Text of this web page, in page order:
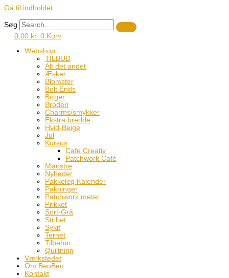
Gå til indholdet
Søg
0,00 kr. 0 Kurv
Webshop
TILBUD
Alt det andet
Æsker
Blomster
Bolt Ends
Bøger
Broderi
Charms/smykker
Ekstra bredde
Hvid-Beige
Jul
Kursus
Cafe Creativ
Patchwork Cafè
Mønstre
Nyheder
Pakkeleg Kalender
Pakninger
Patchwork meter
Prikket
Sort-Grå
Stribet
Sykit
Ternet
Tilbehør
Quiltning
Værkstedet
Om BeoBeo
Kontakt